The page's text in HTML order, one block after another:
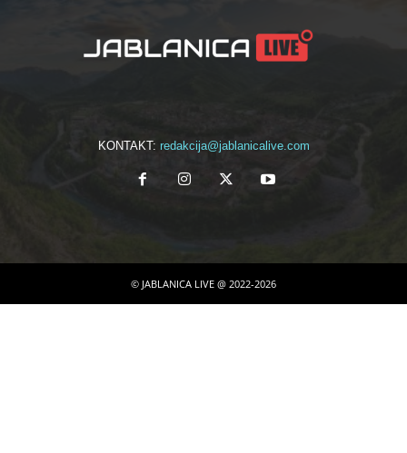
KONTAKT: redakcija@jablanicalive.com
© JABLANICA LIVE @ 2022-2026